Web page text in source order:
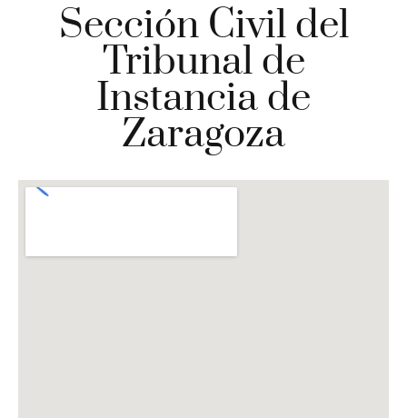
Sección Civil del
Tribunal de
Instancia de
Zaragoza